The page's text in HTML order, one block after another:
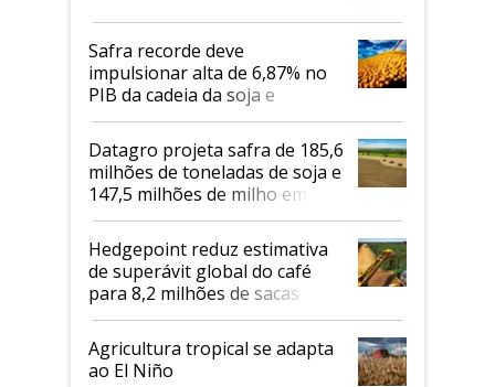
Safra recorde deve
impulsionar alta de 6,87% no
PIB da cadeia da soja e
biodiesel em 2026
Datagro projeta safra de 185,6
milhões de toneladas de soja e
147,5 milhões de milho em
2026/27
Hedgepoint reduz estimativa
de superávit global do café
para 8,2 milhões de sacas
Agricultura tropical se adapta
ao El Niño